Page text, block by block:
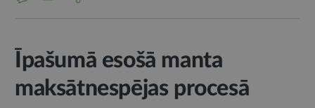
Īpašumā esošā manta
maksātnespējas procesā